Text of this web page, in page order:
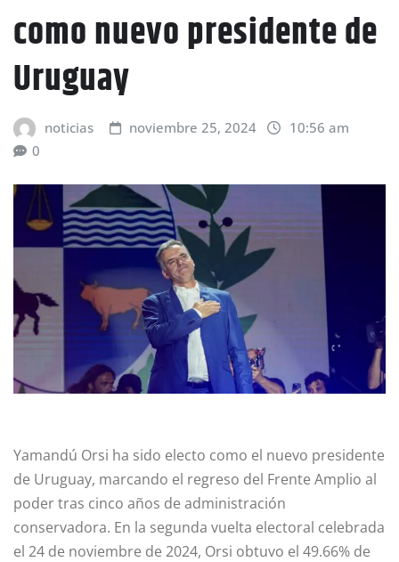
como nuevo presidente de
Uruguay
noticias noviembre 25, 2024
10:56 am
0
Yamandú Orsi ha sido electo como el nuevo presidente
de Uruguay, marcando el regreso del Frente Amplio al
poder tras cinco años de administración
conservadora. En la segunda vuelta electoral celebrada
el 24 de noviembre de 2024, Orsi obtuvo el 49.66% de